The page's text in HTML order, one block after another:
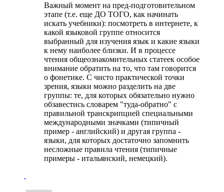
Важный момент на пред-подготовительном
этапе (т.е. еще ДО ТОГО, как начинать
искать учебники): посмотреть в интернете, к
какой языковой группе относится
выбранный для изучения язык и какие языки
к нему наиболее близки. И в процессе
чтения общеознакомительных статеек особое
внимание обратить на то, что там говорится
о фонетике. С чисто практической точки
зрения, языки можно разделить на две
группы: те, для которых обязательно нужно
обзавестись словарем "туда-обратно" с
правильной транскрипцией специальными
международными значками (типичный
пример - английский) и другая группа -
языки, для которых достаточно запомнить
несложные правила чтения (типичные
примеры - итальянский, немецкий).